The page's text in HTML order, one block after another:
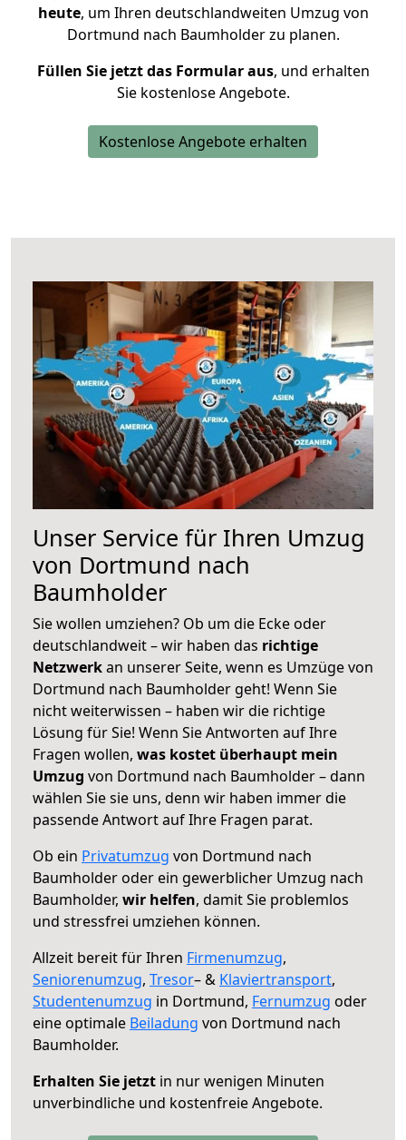
heute, um Ihren deutschlandweiten Umzug von
Dortmund nach Baumholder zu planen.
Füllen Sie jetzt das Formular aus, und erhalten
Sie kostenlose Angebote.
Kostenlose Angebote erhalten
Unser Service für Ihren Umzug
von Dortmund nach
Baumholder
Sie wollen umziehen? Ob um die Ecke oder
deutschlandweit – wir haben das richtige
Netzwerkan unserer Seite, wenn es Umzüge von
Dortmund nach Baumholder geht! Wenn Sie
nicht weiterwissen – haben wir die richtige
Lösung für Sie! Wenn Sie Antworten auf Ihre
Fragen wollen, was kostet überhaupt mein
Umzug von Dortmund nach Baumholder – dann
wählen Sie sie uns, denn wir haben immer die
passende Antwort auf Ihre Fragen parat.
Ob ein Privatumzug von Dortmund nach
Baumholder oder ein gewerblicher Umzug nach
Baumholder, wir helfen, damit Sie problemlos
und stressfrei umziehen können.
Allzeit bereit für Ihren Firmenumzug,
Seniorenumzug, Tresor– & Klaviertransport,
Studentenumzug in Dortmund, Fernumzug oder
eine optimale Beiladung von Dortmund nach
Baumholder.
Erhalten Sie jetzt in nur wenigen Minuten
unverbindliche und kostenfreie Angebote.